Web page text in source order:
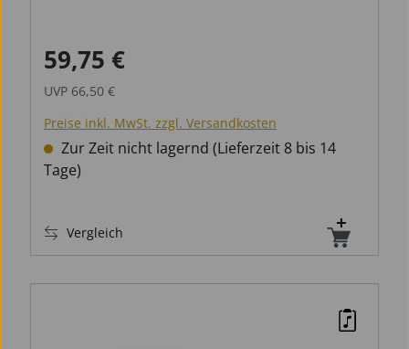
Verkaufspreis:
59,75 €
UVP 66,50 €
Preise inkl. MwSt. zzgl. Versandkosten
Zur Zeit nicht lagernd (Lieferzeit 8 bis 14
Tage)
Vergleich